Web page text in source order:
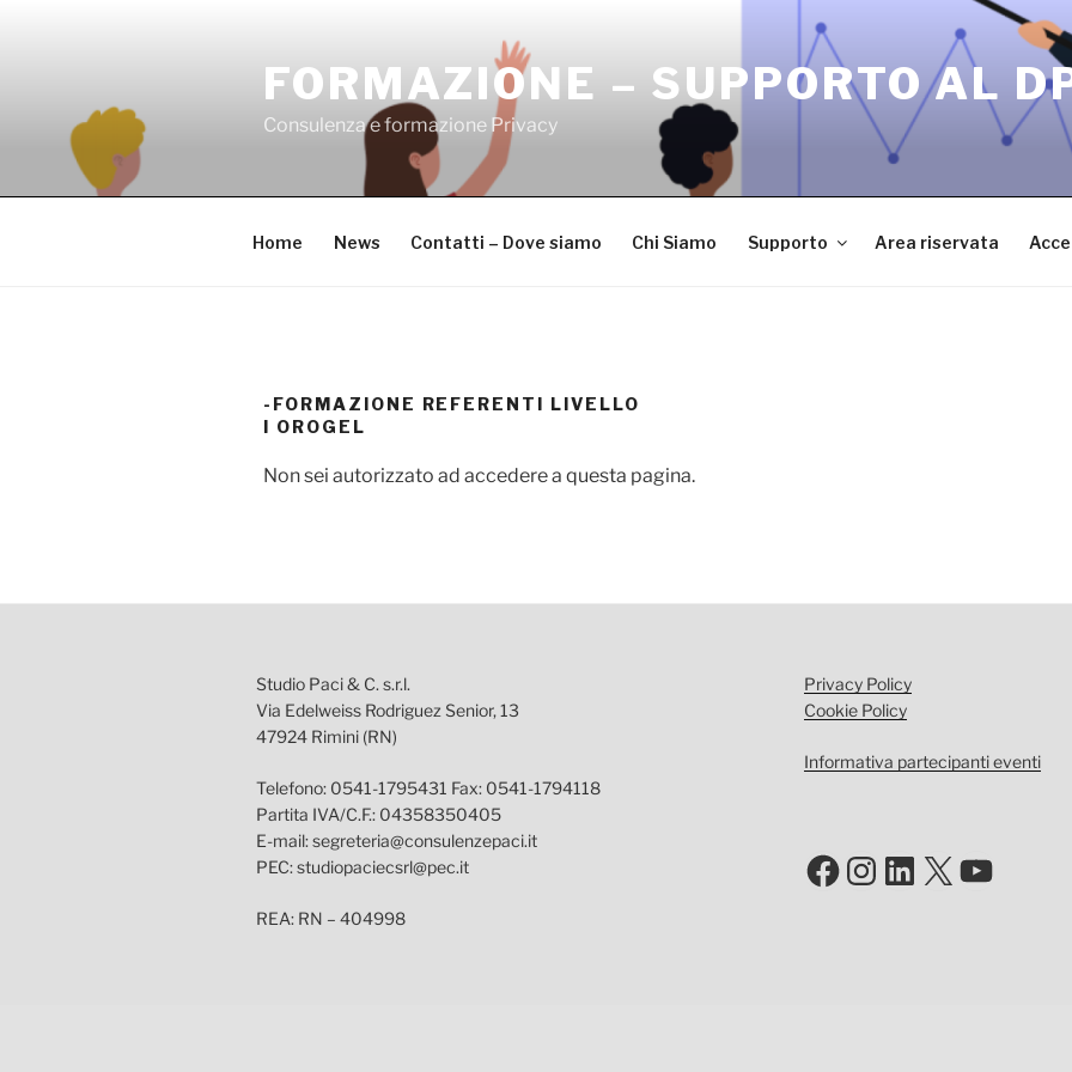
FORMAZIONE – SUPPORTO AL
Consulenza e formazione Privacy
Home News Contatti – Dove siamo Chi Siamo Supporto Area riservata
-FORMAZIONE REFERENTI LIVELLO
I OROGEL
Non sei autorizzato ad accedere a questa pagina.
Studio Paci & C. s.r.l.
Via Edelweiss Rodriguez Senior, 13
47924 Rimini (RN)
Telefono: 0541-1795431 Fax: 0541-1794118
Partita IVA/C.F.: 04358350405
E-mail: segreteria@consulenzepaci.it
PEC: studiopaciecsrl@pec.it
REA: RN – 404998
Privacy Policy
Cookie Policy
Informativa partecipanti eventi
Facebook
Instagram
LinkedIn
X